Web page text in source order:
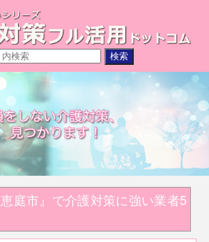
庭市』で介護対策に強い業者5